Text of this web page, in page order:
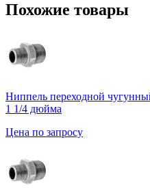
Похожие товары
Ниппель переходной
1 1/4 дюйма
Цена по запросу